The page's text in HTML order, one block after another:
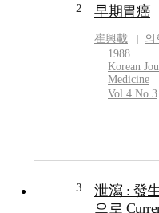
2 早期胃癌
崔興載
의
1988
Korean
Medicine
Vol.4 No.3
3
泄瀉 : 發
으로